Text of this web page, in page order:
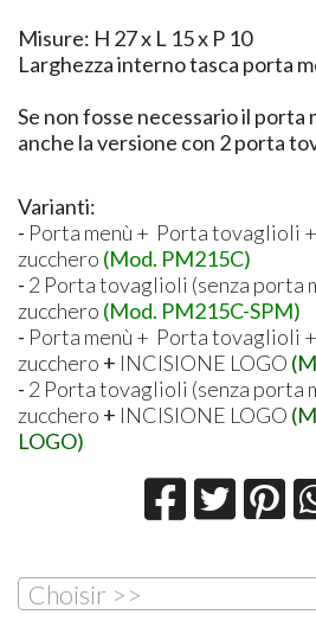
Misure: H 27 x L 15 x P 10
Larghezza interno tasca porta
Se non fosse necessario il porta
anche la versione con 2 porta
Varianti:
- Porta menù + Porta tovaglioli
zucchero (Mod. PM215C)
- 2 Porta tovaglioli (senza porta
zucchero (Mod. PM215C-SPM)
- Porta menù + Porta tovaglioli
zucchero + INCISIONE LOGO
- 2 Porta tovaglioli (senza porta
zucchero + INCISIONE LOGO
LOGO)
Choisir >>